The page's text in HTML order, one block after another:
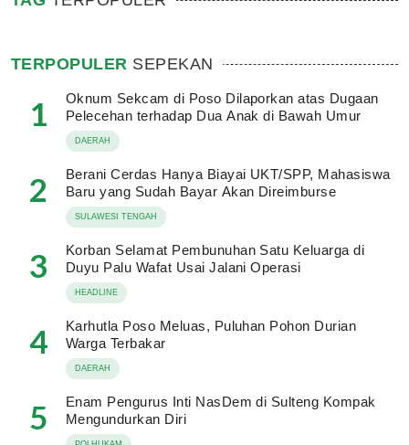
TERPOPULER SEPEKAN
1
Oknum Sekcam di Poso Dilaporkan atas Dugaan
Pelecehan terhadap Dua Anak di Bawah Umur
DAERAH
2
Berani Cerdas Hanya Biayai UKT/SPP, Mahasiswa
Baru yang Sudah Bayar Akan Direimburse
SULAWESI TENGAH
3
Korban Selamat Pembunuhan Satu Keluarga di
Duyu Palu Wafat Usai Jalani Operasi
HEADLINE
4
Karhutla Poso Meluas, Puluhan Pohon Durian
Warga Terbakar
DAERAH
5
Enam Pengurus Inti NasDem di Sulteng Kompak
Mengundurkan Diri